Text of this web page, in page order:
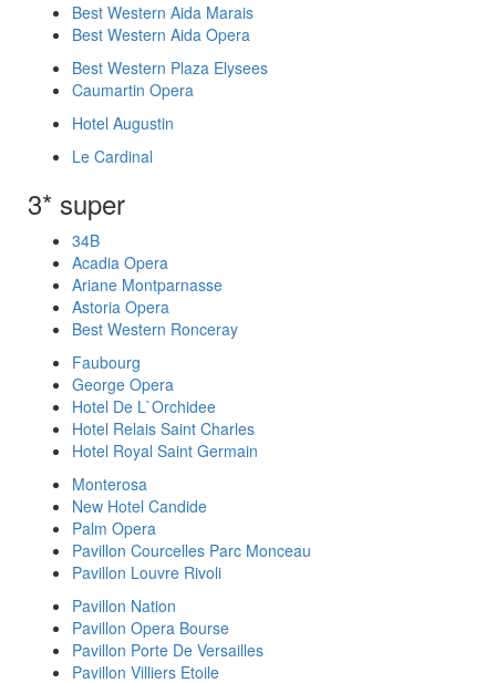
Best Western Aida Marais
Best Western Aida Opera
Best Western Plaza Elysees
Caumartin Opera
Hotel Augustin
Le Cardinal
3* super
34B
Acadia Opera
Ariane Montparnasse
Astoria Opera
Best Western Ronceray
Faubourg
George Opera
Hotel De L`Orchidee
Hotel Relais Saint Charles
Hotel Royal Saint Germain
Monterosa
New Hotel Candide
Palm Opera
Pavillon Courcelles Parc Monceau
Pavillon Louvre Rivoli
Pavillon Nation
Pavillon Opera Bourse
Pavillon Porte De Versailles
Pavillon Villiers Etoile